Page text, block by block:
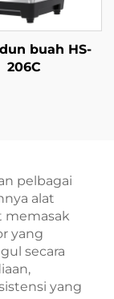
buah HS-
206C
pelbagai
alat
yang
secara
yang